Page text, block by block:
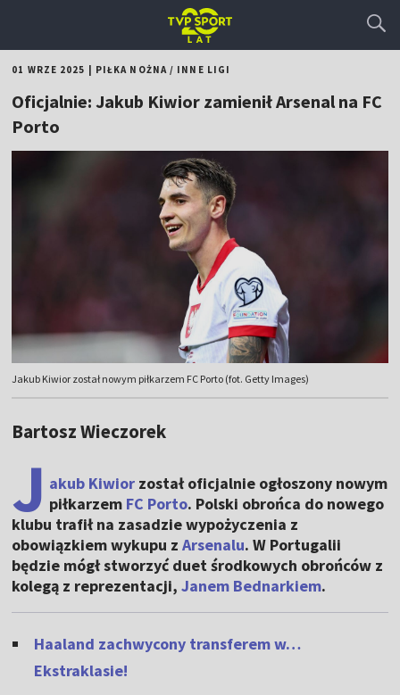
01 WRZE 2025 PIŁKA NOŻNA/ INNE LIGI
Oficjalnie: Jakub Kiwior zamienił Arsenal na FC
Porto
Jakub Kiwior został nowym piłkarzem FC Porto (fot. Getty Images)
Bartosz Wieczorek
J akub Kiwior został oficjalnie ogłoszony nowym
piłkarzem FC Porto. Polski obrońca do nowego
klubu trafił na zasadzie wypożyczenia z
obowiązkiem wykupu z Arsenalu. W Portugalii
będzie mógł stworzyć duet środkowych obrońców z
kolegą z reprezentacji,Janem Bednarkiem.
Haaland zachwycony transferem w…
Ekstraklasie!